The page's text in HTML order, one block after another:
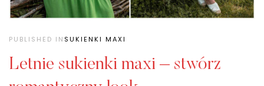
PUBLISHED IN SUKIENKI MAXI
Letnie sukienki maxi – stwórz